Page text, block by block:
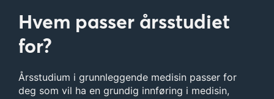
Hvem passer årsstudiet
for?
Årsstudium i grunnleggende medisin passer for
deg som vil ha en grundig innføring i medisin,